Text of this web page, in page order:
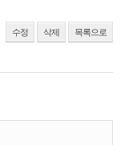
수정 삭제 목록으로